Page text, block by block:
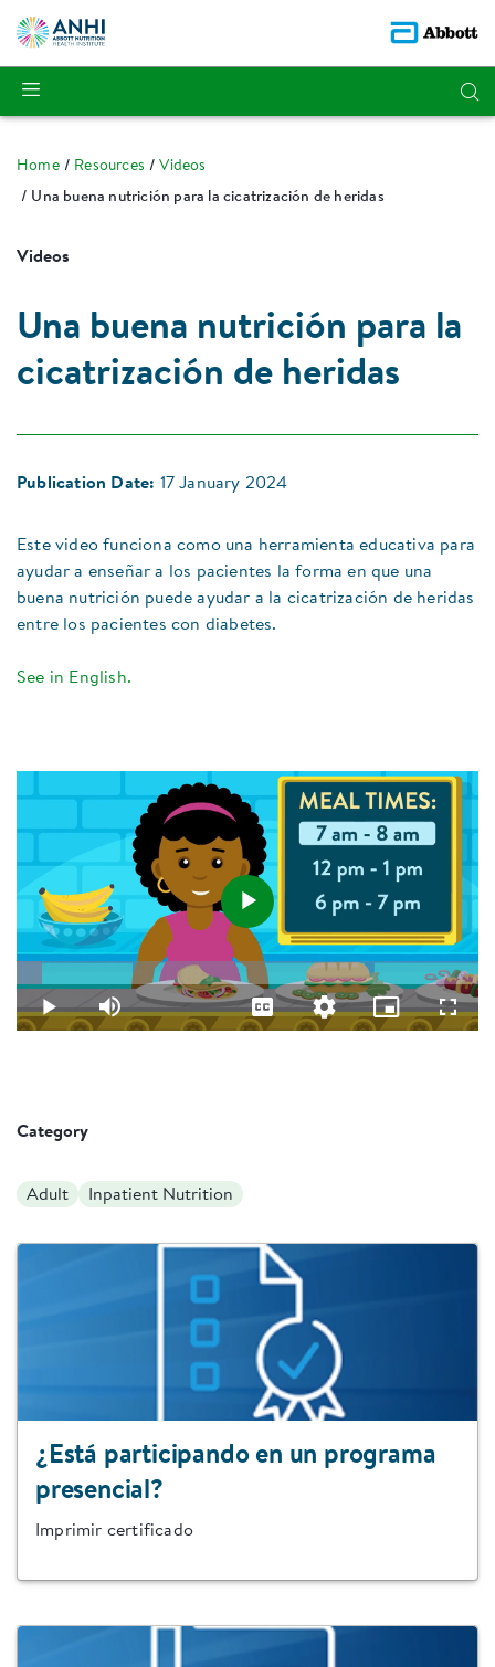
Home Resources
Videos
Una buena nutrición para la cicatrización de heridas
Videos
Una buena nutrición para la
cicatrización de heridas
Publication Date: 17 January 2024
Este video funciona como una herramienta educativa para
ayudar a enseñar a los pacientes la forma en que una
buena nutrición puede ayudar a la cicatrización de heridas
entre los pacientes con diabetes.
See in English.
Play
Video
Play Mute
Loaded:
5.62%
CaptionsQuality
Levels
Picture-
in-
Category
Adult Inpatient Nutrition
¿Está participando en un programa
presencial?
Imprimir certificado